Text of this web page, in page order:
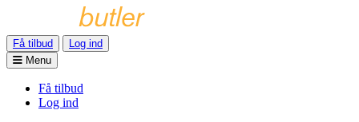
Få tilbud
Log ind
Menu
Få tilbud
Log ind